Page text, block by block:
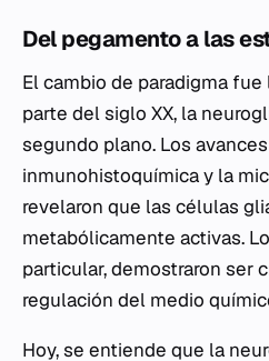
Del pegamento a las
El cambio de paradigma
parte del siglo XX, la
segundo plano. Los
inmunohistoquímica y la
revelaron que las células
metabólicamente activas.
particular, demostraron ser
regulación del medio
Hoy, se entiende que la